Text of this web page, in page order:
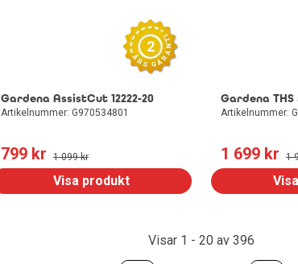
2
Gardena AssistCut 12222-20
Artikelnummer: G970534801
799 kr 1 099 kr
Visa produkt
Gardena THS
Artikelnummer:
1 699 kr 1
Visar 1 - 20 av 396